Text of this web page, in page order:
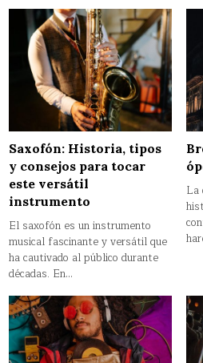
Saxofón: Historia, tipos
y consejos para tocar
este versátil
instrumento
El saxofón es un instrumento
musical fascinante y versátil que
ha cautivado al público durante
décadas. En…
La